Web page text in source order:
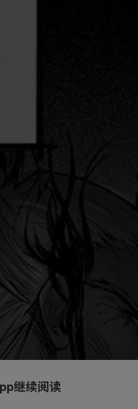
继续阅读